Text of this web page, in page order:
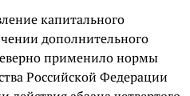
капитального
дополнительного
применило нормы
Российской Федерации